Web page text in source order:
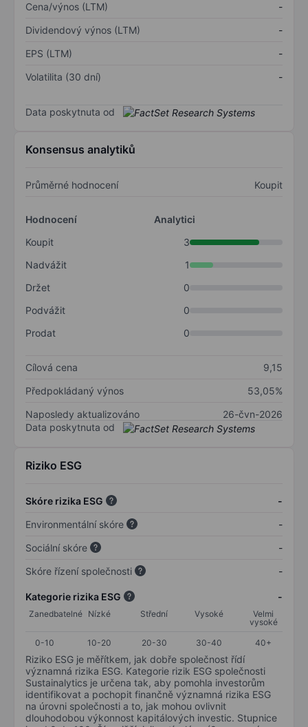
Cena/výnos (LTM)
-
Dividendový výnos (LTM)
-
EPS (LTM)
-
Volatilita (30 dní)
-
Data poskytnuta od
Konsensus analytiků
Průměrné hodnocení Koupit
Hodnocení
Analytici
Koupit
3
Nadvážit
1
Držet
0
Podvážit
0
Prodat
0
Cílová cena
9,15
Předpokládaný výnos
53,05%
Naposledy aktualizováno
26-čvn-2026
Data poskytnuta od
Riziko ESG
Skóre rizika ESG
-
Environmentální skóre
-
Sociální skóre
-
Skóre řízení společnosti
-
Kategorie rizika ESG -
Zanedbatelné Nízké Střední Vysoké
Velmi
vysoké
0-10
10-20 20-30 30-40 40+
Riziko ESG je měřítkem, jak dobře společnost řídí
významná rizika ESG. Kategorie rizik ESG společnosti
Sustainalytics je určena tak, aby pomohla investorům
identifikovat a pochopit finančně významná rizika ESG
na úrovni společnosti a to, jak mohou ovlivnit
dlouhodobou výkonnost kapitálových investic. Stupnice